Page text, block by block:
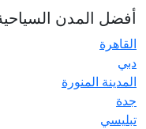
أفضل المدن
القاهرة
دبي
المدينة المنورة
جدة
تبليسي